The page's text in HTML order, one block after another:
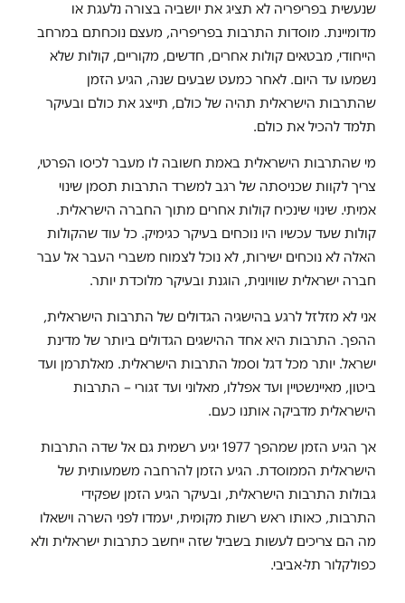
שנעשית בפריפריה לא תציג את יושביה בצורה נלעגת או
מדומיינת. מוסדות התרבות בפריפריה, מעצם נוכחתם במרחב
הייחודי, מבטאים קולות אחרים, חדשים, מקוריים, קולות שלא
נשמעו עד היום. לאחר כמעט שבעים שנה, הגיע הזמן
שהתרבות הישראלית תהיה של כולם, תייצג את כולם ובעיקר
תלמד להכיל את כולם.
מי שהתרבות הישראלית באמת חשובה לו מעבר לכיסו הפרטי,
צריך לקוות שכניסתה של רגב למשרד התרבות תסמן שינוי
אמיתי. שינוי שינכיח קולות אחרים מתוך החברה הישראלית.
קולות שעד עכשיו היו נוכחים בעיקר כגימיק. כל עוד שהקולות
האלה לא נוכחים ישירות, לא נוכל לצמוח משברי העבר אל עבר
חברה ישראלית שוויונית, הוגנת ובעיקר מלוכדת יותר.
אני לא מזלזל לרגע בהישגיה הגדולים של התרבות הישראלית,
ההפך. התרבות היא אחד ההישגים הגדולים ביותר של מדינת
ישראל. יותר מכל דגל וסמל התרבות הישראלית. מאלתרמן ועד
ביטון, מאיינשטיין ועד אפללו, מאלוני ועד זגורי – התרבות
הישראלית מדביקה אותנו כעם.
אך הגיע הזמן שמהפך 1977 יגיע רשמית גם אל שדה התרבות
הישראלית הממוסדת. הגיע הזמן להרחבה משמעותית של
גבולות התרבות הישראלית, ובעיקר הגיע הזמן שפקידי
התרבות, כאותו ראש רשות מקומית, יעמדו לפני השרה וישאלו
מה הם צריכים לעשות בשביל שזה ייחשב כתרבות ישראלית ולא
כפולקלור תל-אביבי.